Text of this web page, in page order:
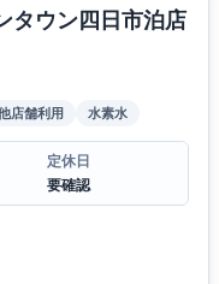
タウン四日市泊店
店舗利用 水素水
定休日
要確認